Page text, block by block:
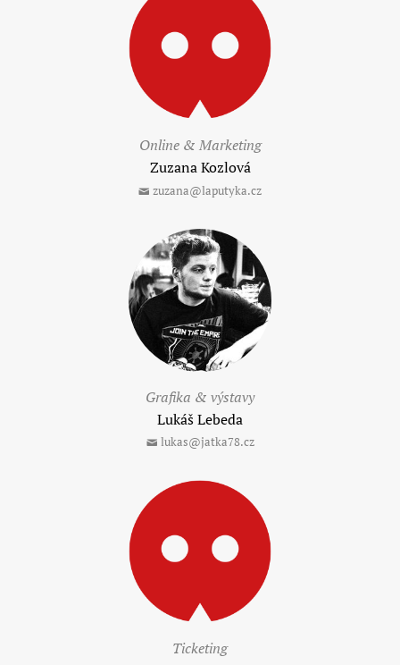
Online & Marketing
Zuzana Kozlová
zuzana@laputyka.cz
Grafika & výstavy
Lukáš Lebeda
lukas@jatka78.cz
Ticketing